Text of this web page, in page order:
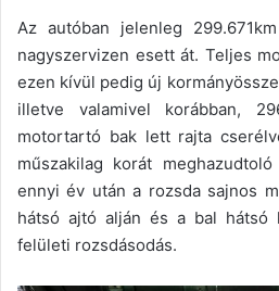
Az autóban jelenleg
nagyszervizen esett át. Teljes
ezen kívül pedig új
illetve valamivel korábban,
motortartó bak lett rajta
műszakilag korát
ennyi év után a rozsda sajnos
hátsó ajtó alján és a bal hátsó
felületi rozsdásodás.